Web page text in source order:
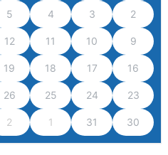
2
3
4
5
9
10
11
12
16
17
18
19
23
24
25
26
30
31
1
2